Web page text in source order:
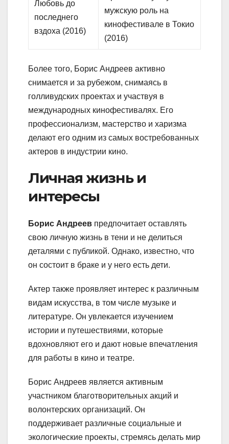
Любовь до
последнего
вздоха (2016)
мужскую роль на
кинофестивале в Токио
(2016)
Более того, Борис Андреев активно
снимается и за рубежом, снимаясь в
голливудских проектах и участвуя в
международных кинофестивалях. Его
профессионализм, мастерство и харизма
делают его одним из самых востребованных
актеров в индустрии кино.
Личная жизнь и
интересы
Борис Андреев предпочитает оставлять
свою личную жизнь в тени и не делиться
деталями с публикой. Однако, известно, что
он состоит в браке и у него есть дети.
Актер также проявляет интерес к различным
видам искусства, в том числе музыке и
литературе. Он увлекается изучением
истории и путешествиями, которые
вдохновляют его и дают новые впечатления
для работы в кино и театре.
Борис Андреев является активным
участником благотворительных акций и
волонтерских организаций. Он
поддерживает различные социальные и
экологические проекты, стремясь делать мир